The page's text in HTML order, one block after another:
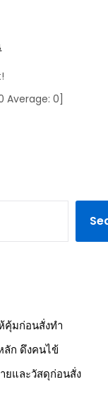
Average: 0]
คุ้มก่อนสั่งทำ
ลัก ดึงคนไข้
ยและวัสดุก่อนสั่ง